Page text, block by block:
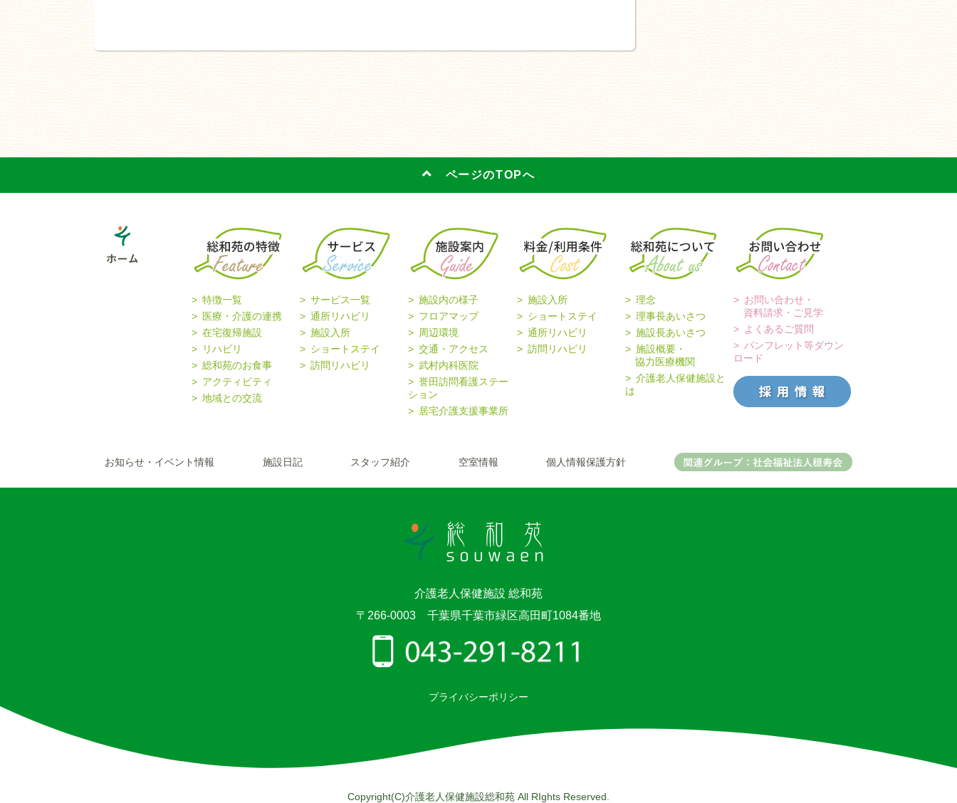
ページのTOPへ
特徴一覧
医療・介護の連携
在宅復帰施設
リハビリ
総和苑のお食事
アクティビティ
地域との交流
サービス一覧
通所リハビリ
施設入所
ショートステイ
訪問リハビリ
施設内の様子
フロアマップ
周辺環境
交通・アクセス
武村内科医院
誉田訪問看護ステー
ション
居宅介護支援事業所
施設入所
ショートステイ
通所リハビリ
訪問リハビリ
理念
理事長あいさつ
施設長あいさつ
施設概要・
協力医療機関
介護老人保健施設と
は
お問い合わせ・
資料請求・ご見学
よくあるご質問
パンフレット等ダウン
ロード
お知らせ・イベント情報 施設日記 スタッフ紹介 空室情報 個人情報保護方針
介護老人保健施設 総和苑
〒266-0003 千葉県千葉市緑区高田町1084番地
プライバシーポリシー
Copyright(C)介護老人保健施設総和苑 All RIghts Reserved.